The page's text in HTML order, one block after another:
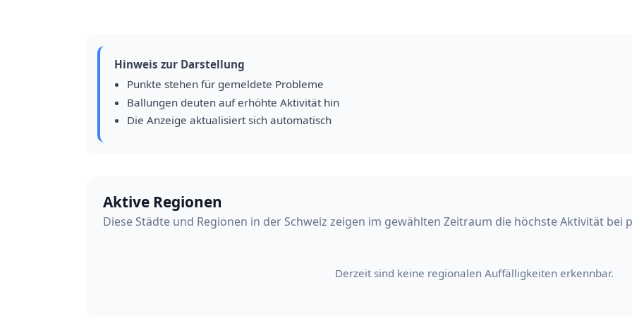
Hinweis zur Darstellung
Punkte stehen für gemeldete Probleme
Ballungen deuten auf erhöhte Aktivität hin
Die Anzeige aktualisiert sich automatisch
Aktive Regionen
Diese Städte und Regionen in der Schweiz zeigen im gewählten Zeitraum die höchste Aktivität bei
Derzeit sind keine regionalen Auffälligkeiten erkennbar.